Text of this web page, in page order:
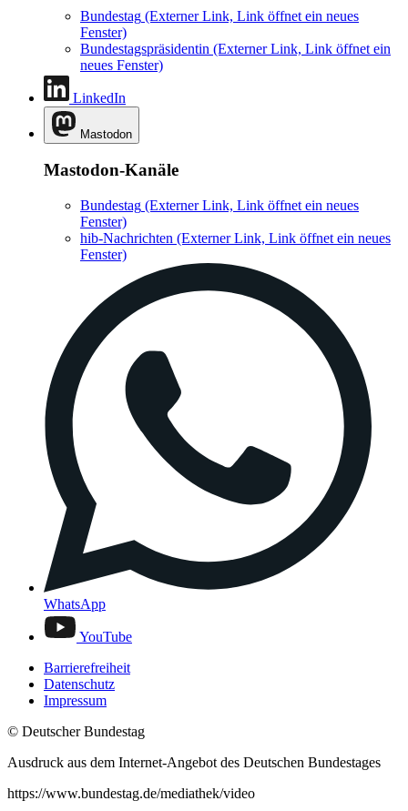
Bundestag (Externer Link, Link öffnet ein neues
Fenster)
Bundestagspräsidentin (Externer Link, Link öffnet ein
neues Fenster)
LinkedIn
Mastodon
Mastodon-Kanäle
Bundestag (Externer Link, Link öffnet ein neues
Fenster)
hib-Nachrichten (Externer Link, Link öffnet ein neues
Fenster)
WhatsApp
YouTube
Barrierefreiheit
Datenschutz
Impressum
© Deutscher Bundestag
Ausdruck aus dem Internet-Angebot des Deutschen Bundestages
https://www.bundestag.de/mediathek/video